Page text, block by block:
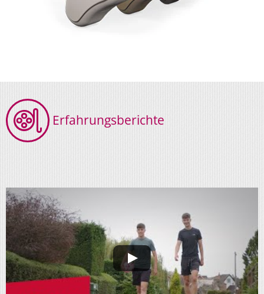
Erfahrungsberichte